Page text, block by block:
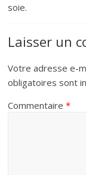
soie.
Laisser un
Votre adresse e-
obligatoires sont
Commentaire*